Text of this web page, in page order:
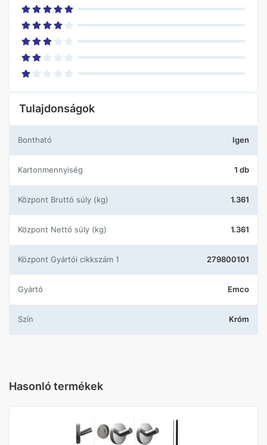
Tulajdonságok
Bontható Igen
Kartonmennyiség 1 db
központ Bruttó súly (kg) 1.361
központ Nettó súly (kg) 1.361
központ Gyártói cikkszám 1 279800101
Gyártó Emco
Szín Króm
Hasonló termékek